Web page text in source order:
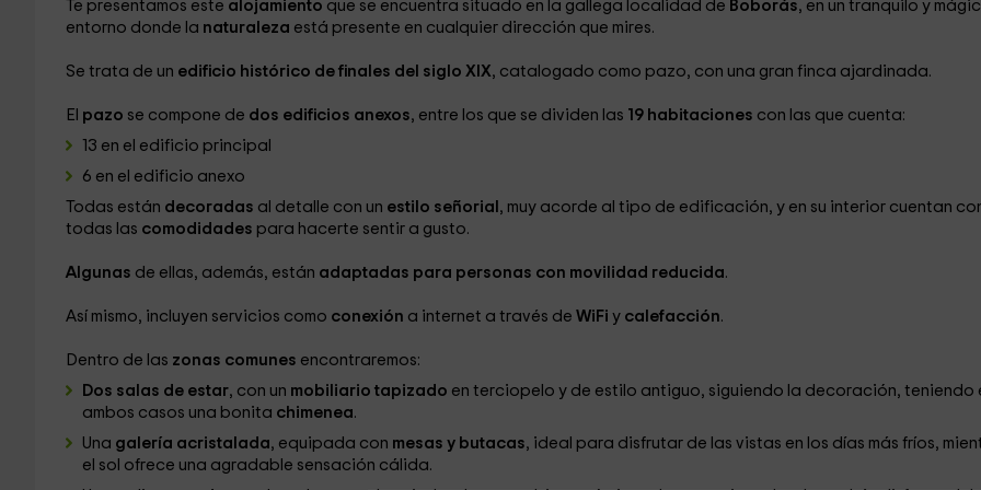
Te presentamos este alojamiento que se encuentra situado en la gallega localidad de Boborás, en un tranquilo y
entorno donde la naturaleza está presente en cualquier dirección que mires.
Se trata de un edificio histórico de finales del siglo XIX, catalogado como pazo, con una gran finca ajardinada.
El pazo se compone de dos edificios anexos, entre los que se dividen las 19 habitaciones con las que cuenta:
13 en el edificio principal
6 en el edificio anexo
Todas están decoradas al detalle con un estilo señorial , muy acorde al tipo de edificación, y en su interior cuentan
todas las comodidades para hacerte sentir a gusto.
Algunas de ellas, además, están adaptadas para personas con movilidad reducida.
Así mismo, incluyen servicios como conexión a internet a través de WiFi y calefacción.
Dentro de las zonas comunes encontraremos:
Dos salas de estar, con un mobiliario tapizado en terciopelo y de estilo antiguo, siguiendo la decoración, teniendo
ambos casos una bonita chimenea.
Una galería acristalada, equipada con mesas y butacas, ideal para disfrutar de las vistas en los días más fríos,
el sol ofrece una agradable sensación cálida.